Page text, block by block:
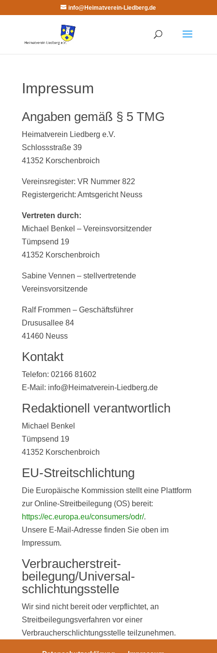
info@Heimatverein-Liedberg.de
Impressum
Angaben gemäß § 5 TMG
Heimatverein Liedberg e.V.
Schlossstraße 39
41352 Korschenbroich
Vereinsregister: VR Nummer 822
Registergericht: Amtsgericht Neuss
Vertreten durch:
Michael Benkel – Vereinsvorsitzender
Tümpsend 19
41352 Korschenbroich
Sabine Vennen – stellvertretende
Vereinsvorsitzende
Ralf Frommen – Geschäftsführer
Drususallee 84
41460 Neuss
Kontakt
Telefon: 02166 81602
E-Mail: info@Heimatverein-Liedberg.de
Redaktionell verantwortlich
Michael Benkel
Tümpsend 19
41352 Korschenbroich
EU-Streitschlichtung
Die Europäische Kommission stellt eine Plattform
zur Online-Streitbeilegung (OS) bereit:
https://ec.europa.eu/consumers/odr/.
Unsere E-Mail-Adresse finden Sie oben im
Impressum.
Verbraucher­streit­
beilegung/Universal­
schlichtungs­stelle
Wir sind nicht bereit oder verpflichtet, an
Streitbeilegungsverfahren vor einer
Verbraucherschlichtungsstelle teilzunehmen.